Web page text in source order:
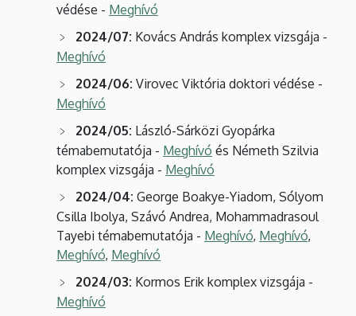
védése - Meghívó
2024/07: Kovács András komplex vizsgája -
Meghívó
2024/06: Virovec Viktória doktori védése -
Meghívó
2024/05: László-Sárközi Gyopárka
témabemutatója - Meghívó és Németh Szilvia
komplex vizsgája - Meghívó
2024/04: George Boakye-Yiadom, Sólyom
Csilla Ibolya, Szávó Andrea, Mohammadrasoul
Tayebi témabemutatója - Meghívó, Meghívó,
Meghívó, Meghívó
2024/03: Kormos Erik komplex vizsgája -
Meghívó